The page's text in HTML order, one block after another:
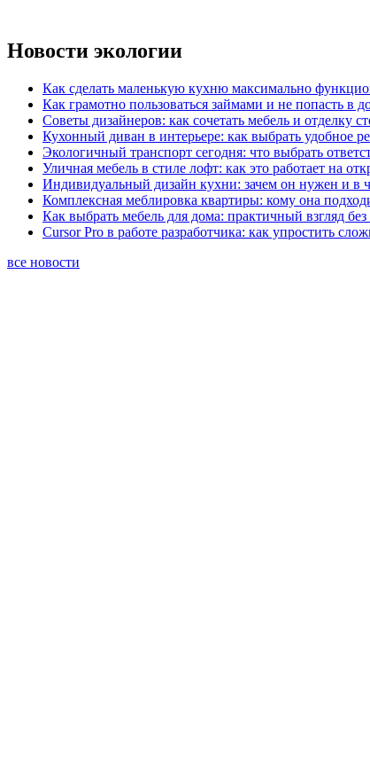
Новости экологии
Как сделать маленькую кухню максимально
Как грамотно пользоваться займами и не попасть в
Советы дизайнеров: как сочетать мебель и отделку
Кухонный диван в интерьере: как выбрать удобное
Экологичный транспорт сегодня: что выбрать
Уличная мебель в стиле лофт: как это работает на
Индивидуальный дизайн кухни: зачем он нужен и в
Комплексная меблировка квартиры: кому она
Как выбрать мебель для дома: практичный взгляд
Cursor Pro в работе разработчика: как упростить
все новости